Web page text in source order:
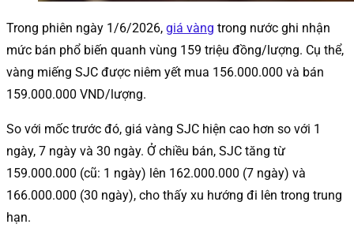
Trong phiên ngày 1/6/2026, giá vàng trong nước ghi nhận
mức bán phổ biến quanh vùng 159 triệu đồng/lượng. Cụ thể,
vàng miếng SJC được niêm yết mua 156.000.000 và bán
159.000.000 VND/lượng.
So với mốc trước đó, giá vàng SJC hiện cao hơn so với 1
ngày, 7 ngày và 30 ngày. Ở chiều bán, SJC tăng từ
159.000.000 (cũ: 1 ngày) lên 162.000.000 (7 ngày) và
166.000.000 (30 ngày), cho thấy xu hướng đi lên trong trung
hạn.